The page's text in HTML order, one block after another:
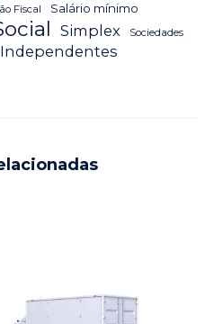
Fiscal
Salário mínimo
Simplex
Sociedades